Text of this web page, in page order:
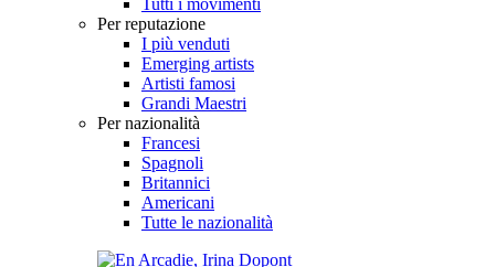
Per reputazione
I più venduti
Emerging artists
Artisti famosi
Grandi Maestri
Per nazionalità
Francesi
Spagnoli
Britannici
Americani
Tutte le nazionalità